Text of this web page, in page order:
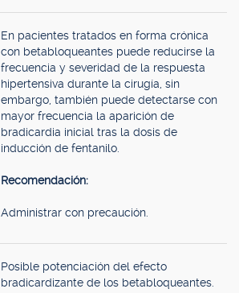
En pacientes tratados en forma crónica
con betabloqueantes puede reducirse la
frecuencia y severidad de la respuesta
hipertensiva durante la cirugía, sin
embargo, también puede detectarse con
mayor frecuencia la aparición de
bradicardia inicial tras la dosis de
inducción de fentanilo.
Recomendación:
Administrar con precaución.
Posible potenciación del efecto
bradicardizante de los betabloqueantes.